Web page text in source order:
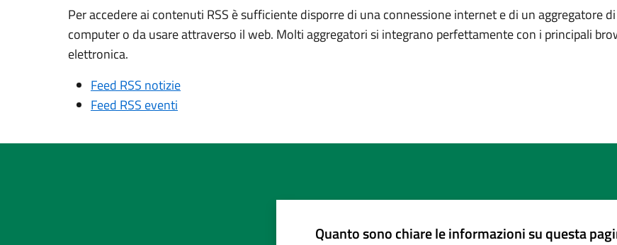
Per accedere ai contenuti RSS è sufficiente disporre di una connessione internet e di un aggregatore
computer o da usare attraverso il web. Molti aggregatori si integrano perfettamente con i principali
elettronica.
Feed RSS notizie
Feed RSS eventi
Quanto sono chiare le informazioni su questa